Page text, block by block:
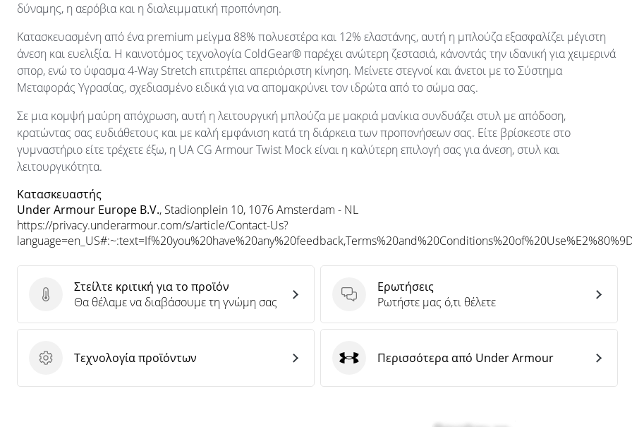
δύναμης, η αερόβια και η διαλειμματική προπόνηση.
Κατασκευασμένη από ένα premium μείγμα 88% πολυεστέρα και 12% ελαστάνης, αυτή η μπλούζα εξασφαλίζει μέγιστη
άνεση και ευελιξία. Η καινοτόμος τεχνολογία ColdGear® παρέχει ανώτερη ζεστασιά, κάνοντάς την ιδανική για χειμερινά
σπορ, ενώ το ύφασμα 4-Way Stretch επιτρέπει απεριόριστη κίνηση. Μείνετε στεγνοί και άνετοι με το Σύστημα
Μεταφοράς Υγρασίας, σχεδιασμένο ειδικά για να απομακρύνει τον ιδρώτα από το σώμα σας.
Σε μια κομψή μαύρη απόχρωση, αυτή η λειτουργική μπλούζα με μακριά μανίκια συνδυάζει στυλ με απόδοση,
κρατώντας σας ευδιάθετους και με καλή εμφάνιση κατά τη διάρκεια των προπονήσεων σας. Είτε βρίσκεστε στο
γυμναστήριο είτε τρέχετε έξω, η UA CG Armour Twist Mock είναι η καλύτερη επιλογή σας για άνεση, στυλ και
λειτουργικότητα.
Κατασκευαστής
Under Armour Europe B.V., Stadionplein 10, 1076 Amsterdam - NL
https://privacy.underarmour.com/s/article/Contact-Us?
Στείλτε κριτική για το προϊόν
Στείλτε κριτική για το προϊόν
Θα θέλαμε να διαβάσουμε τη γνώμη σας
Ερωτήσεις
Ερωτήσεις
Ρωτήστε μας ό,τι θέλετε
Τεχνολογία προϊόντων
Τεχνολογία προϊόντων Under Armour
Περισσότερα από Under Armour